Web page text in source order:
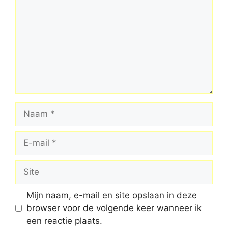
Naam
Site
Mijn naam, e-mail en site opslaan in deze
browser voor de volgende keer wanneer ik
een reactie plaats.